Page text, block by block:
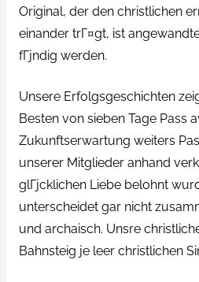
Original, der den christlichen
einander trГ¤gt, ist
fГјndig werden.
Unsere Erfolgsgeschichten
Besten von sieben Tage Pass
Zukunftserwartung weiters
unserer Mitglieder anhand
glГјcklichen Liebe belohnt
unterscheidet gar nicht
und archaisch. Unsre
Bahnsteig je leer christlichen